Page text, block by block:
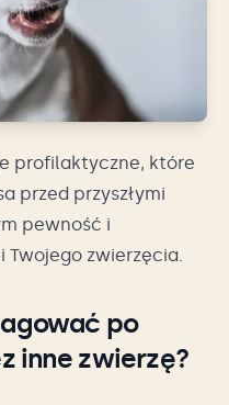
profilaktyczne, które
przed przyszłymi
pewność i
zwierzęcia.
po
inne zwierzę?